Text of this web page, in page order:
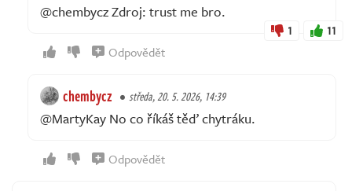
@chembycz Zdroj: trust me bro.
1 11
Odpovědět
chembycz středa, 20. 5. 2026, 14:39
@MartyKay No co říkáš těď chytráku.
Odpovědět